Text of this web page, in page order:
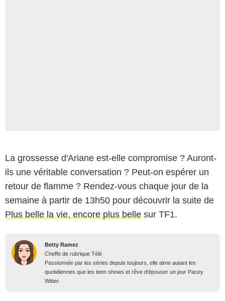
La grossesse d'Ariane est-elle compromise ? Auront-
ils une véritable conversation ? Peut-on espérer un
retour de flamme ? Rendez-vous chaque jour de la
semaine à partir de 13h50 pour découvrir la suite de
Plus belle la vie, encore plus belle sur TF1.
Betty Ramez
Cheffe de rubrique Télé
Passionnée par les séries depuis toujours, elle aime autant les
quotidiennes que les teen shows et rêve d'épouser un jour Pacey
Witter.